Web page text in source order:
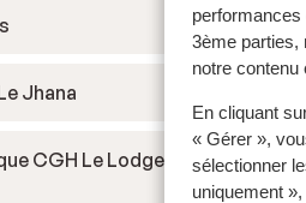
3ème parties,
notre contenu
En cliquant
« Gérer »,
sélectionner
uniquement
Jhana
CGH Le Lodge des Neiges